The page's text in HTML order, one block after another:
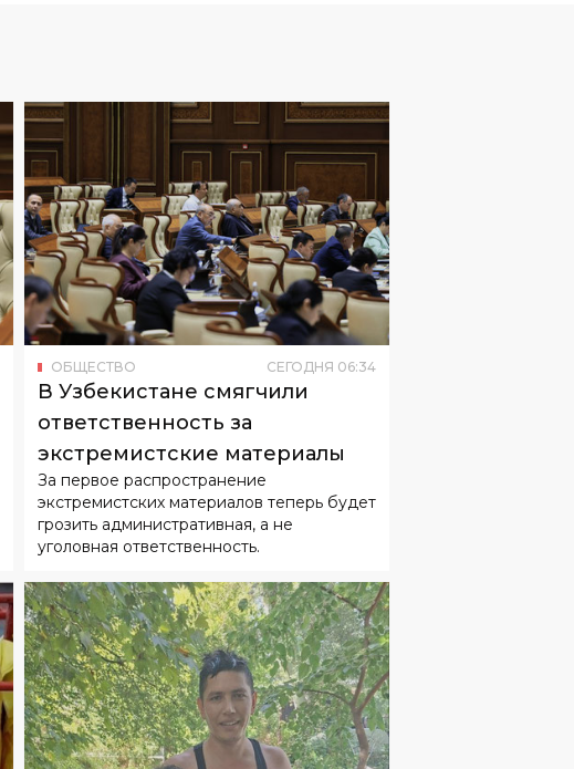
ОБЩЕСТВО СЕГОДНЯ 06:34
В Узбекистане смягчили
ответственность за
экстремистские материалы
За первое распространение
экстремистских материалов теперь будет
грозить административная, а не
уголовная ответственность.